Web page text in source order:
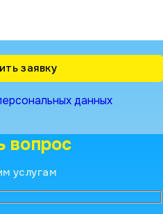
данных
вопрос
услугам